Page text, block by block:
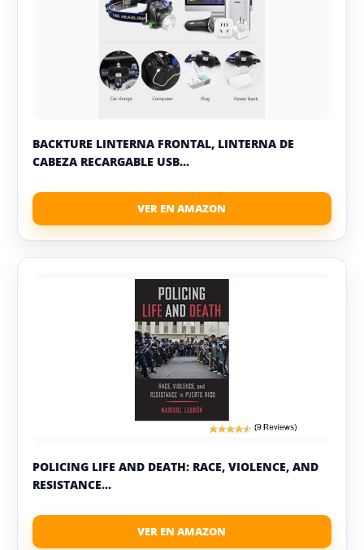
BACKTURE LINTERNA FRONTAL, LINTERNA DE
CABEZA RECARGABLE USB...
POLICING LIFE AND DEATH: RACE, VIOLENCE, AND
RESISTANCE...